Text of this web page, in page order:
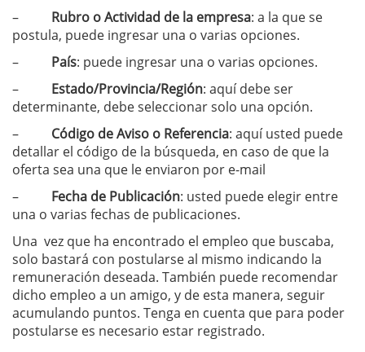
– Rubro o Actividad de la empresa: a la que se
postula, puede ingresar una o varias opciones.
– País: puede ingresar una o varias opciones.
– Estado/Provincia/Región: aquí debe ser
determinante, debe seleccionar solo una opción.
– Código de Aviso o Referencia: aquí usted puede
detallar el código de la búsqueda, en caso de que la
oferta sea una que le enviaron por e-mail
– Fecha de Publicación: usted puede elegir entre
una o varias fechas de publicaciones.
Una vez que ha encontrado el empleo que buscaba,
solo bastará con postularse al mismo indicando la
remuneración deseada. También puede recomendar
dicho empleo a un amigo, y de esta manera, seguir
acumulando puntos. Tenga en cuenta que para poder
postularse es necesario estar registrado.